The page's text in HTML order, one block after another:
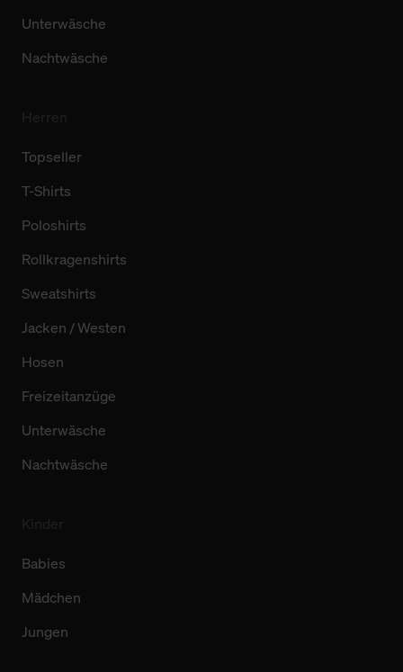
Unterwäsche
Nachtwäsche
Topseller
T-Shirts
Poloshirts
Rollkragenshirts
Sweatshirts
Jacken / Westen
Hosen
Freizeitanzüge
Unterwäsche
Nachtwäsche
Babies
Mädchen
Jungen